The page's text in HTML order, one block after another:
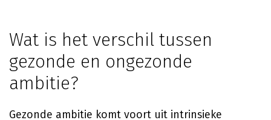
Wat is het verschil tussen
gezonde en ongezonde
ambitie?
Gezonde ambitie komt voort uit intrinsieke